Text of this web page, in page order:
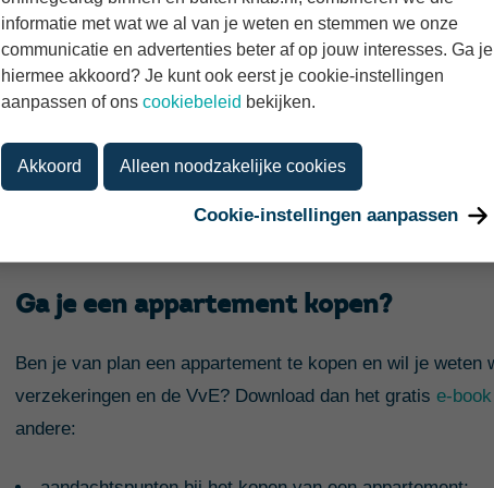
Daarnaast is een collectieve verzekering vaak goedkoper
Wat is het verschil met
Kom je de term huurdersbelang tegen? Dat lijkt sterk op
Bij huur is de verhuurder verantwoordelijk voor de
verbeteringen aangebracht die de woning meer waard
Ga je een appartement kopen?
Ben je van plan een appartement te kopen en wil je
verzekeringen en de VvE? Download dan het gratis e-book
andere:
informatie met wat we al van je weten en stemmen we onze
communicatie en advertenties beter af op jouw interesses. Ga je
hiermee akkoord? Je kunt ook eerst je cookie-instellingen
aanpassen of ons cookiebeleid bekijken.
Akkoord Alleen noodzakelijke cookies
Cookie-instellingen aanpassen